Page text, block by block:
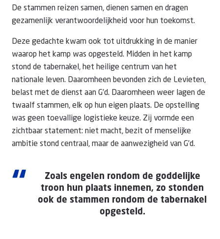
De stammen reizen samen, dienen samen en dragen
gezamenlijk verantwoordelijkheid voor hun toekomst.
Deze gedachte kwam ook tot uitdrukking in de manier
waarop het kamp was opgesteld. Midden in het kamp
stond de tabernakel, het heilige centrum van het
nationale leven. Daaromheen bevonden zich de Levieten,
belast met de dienst aan G’d. Daaromheen weer lagen de
twaalf stammen, elk op hun eigen plaats. De opstelling
was geen toevallige logistieke keuze. Zij vormde een
zichtbaar statement: niet macht, bezit of menselijke
ambitie stond centraal, maar de aanwezigheid van G’d.
“
Zoals engelen rondom de goddelijke
troon hun plaats innemen, zo stonden
ook de stammen rondom de tabernakel
opgesteld.